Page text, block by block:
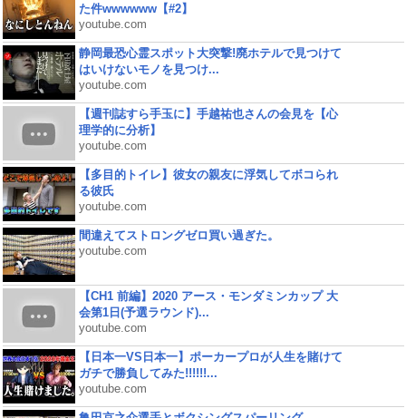
た件wwwwww【#2】
youtube.com
静岡最恐心霊スポット大突撃!廃ホテルで見つけて
はいけないモノを見つけ...
youtube.com
【週刊誌すら手玉に】手越祐也さんの会見を【心
理学的に分析】
youtube.com
【多目的トイレ】彼女の親友に浮気してボコられ
る彼氏
youtube.com
間違えてストロングゼロ買い過ぎた。
youtube.com
【CH1 前編】2020 アース・モンダミンカップ 大
会第1日(予選ラウンド)...
youtube.com
【日本一VS日本一】ポーカープロが人生を賭けて
ガチで勝負してみた!!!!!!...
youtube.com